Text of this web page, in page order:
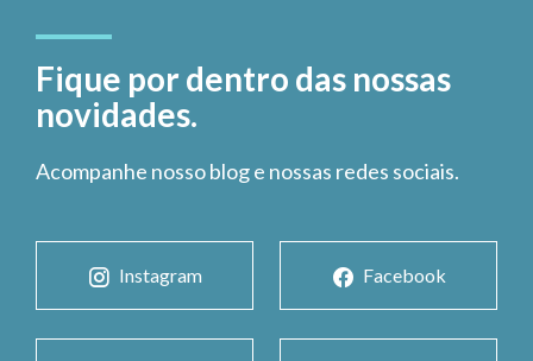
Fique por dentro das nossas
novidades.
Acompanhe nosso blog e nossas redes sociais.
Instagram Facebook